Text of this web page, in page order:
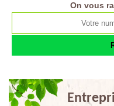
On vous